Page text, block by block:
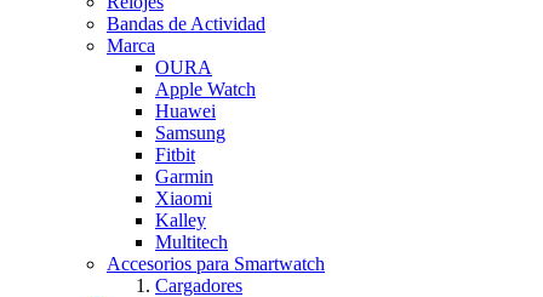
Bandas de Actividad
Marca
OURA
Apple Watch
Huawei
Samsung
Fitbit
Garmin
Xiaomi
Kalley
Multitech
Accesorios para Smartwatch
Cargadores